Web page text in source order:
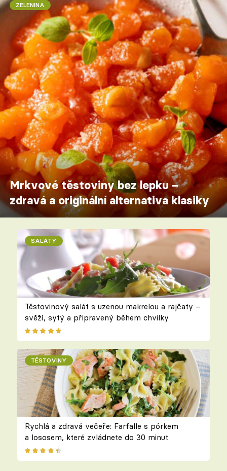
ZELENINA
Mrkvové těstoviny bez lepku –
zdravá a originální alternativa klasiky
SALÁTY
Těstovinový salát s uzenou makrelou a rajčaty –
svěží, sytý a připravený během chvilky
TĚSTOVINY
Rychlá a zdravá večeře: Farfalle s pórkem
a lososem, které zvládnete do 30 minut